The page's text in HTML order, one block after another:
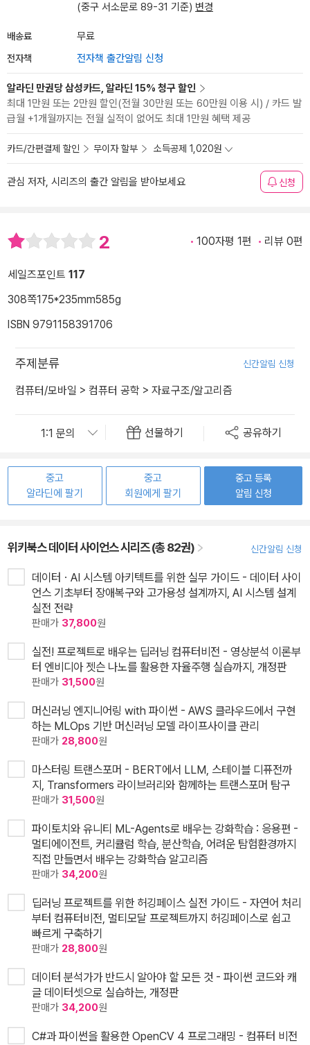
(중구 서소문로 89-31 기준) 변경
배송료 무료
전자책 전자책 출간알림 신청
알라딘 만권당 삼성카드, 알라딘 15% 청구 할인
최대 1만원 또는 2만원 할인(전월 30만원 또는 60만원 이용 시) / 카드 발
급월 +1개월까지는 전월 실적이 없어도 최대 1만원 혜택 제공
카드/간편결제 할인 무이자 할부 소득공제 1,020원
관심 저자, 시리즈의 출간 알림을 받아보세요 신청
2 100자평 1편 리뷰 0편
세일즈포인트 117
308쪽175*235mm585g
ISBN 9791158391706
주제분류 신간알림 신청
컴퓨터/모바일 > 컴퓨터 공학 > 자료구조/알고리즘
선물하기 공유하기
중고
알라딘에 팔기
중고
회원에게 팔기
중고 등록
알림 신청
위키북스 데이터 사이언스 시리즈 (총 82권) 신간알림 신청
데이터ㆍAI 시스템 아키텍트를 위한 실무 가이드 - 데이터 사이
언스 기초부터 장애복구와 고가용성 설계까지, AI 시스템 설계
실전 전략
판매가 37,800원
실전! 프로젝트로 배우는 딥러닝 컴퓨터비전 - 영상분석 이론부
터 엔비디아 젯슨 나노를 활용한 자율주행 실습까지, 개정판
판매가 31,500원
머신러닝 엔지니어링 with 파이썬 - AWS 클라우드에서 구현
하는 MLOps 기반 머신러닝 모델 라이프사이클 관리
판매가 28,800원
마스터링 트랜스포머 - BERT에서 LLM, 스테이블 디퓨전까
지, Transformers 라이브러리와 함께하는 트랜스포머 탐구
판매가 31,500원
파이토치와 유니티 ML-Agents로 배우는 강화학습 : 응용편 -
멀티에이전트, 커리큘럼 학습, 분산학습, 어려운 탐험환경까지
직접 만들면서 배우는 강화학습 알고리즘
판매가 34,200원
딥러닝 프로젝트를 위한 허깅페이스 실전 가이드 - 자연어 처리
부터 컴퓨터비전, 멀티모달 프로젝트까지 허깅페이스로 쉽고
빠르게 구축하기
판매가 28,800원
데이터 분석가가 반드시 알아야 할 모든 것 - 파이썬 코드와 캐
글 데이터셋으로 실습하는, 개정판
판매가 34,200원
C#과 파이썬을 활용한 OpenCV 4 프로그래밍 - 컴퓨터 비전